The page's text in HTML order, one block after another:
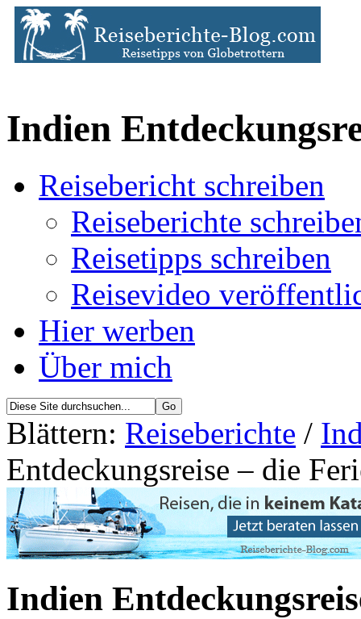
Indien
Reisebericht schreiben
Reiseberichte
Reisetipps schreiben
Reisevideo
Hier werben
Über mich
Blättern: Reiseberichte /
Entdeckungsreise – die
Indien